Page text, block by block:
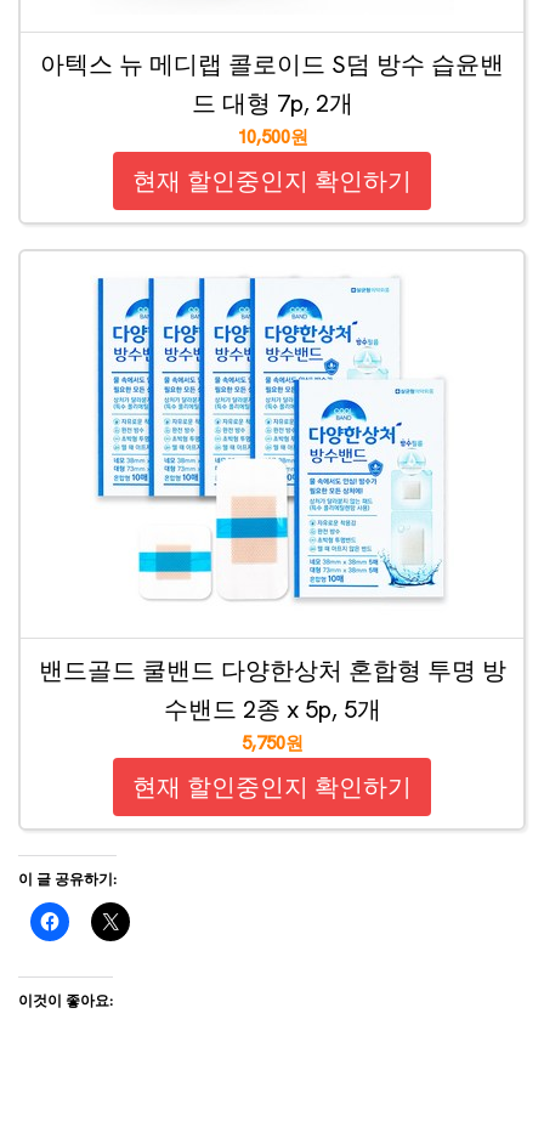
아텍스 뉴 메디랩 콜로이드 S덤 방수 습윤밴
드 대형 7p, 2개
10,500원
현재 할인중인지 확인하기
밴드골드 쿨밴드 다양한상처 혼합형 투명 방
수밴드 2종 x 5p, 5개
5,750원
현재 할인중인지 확인하기
이 글 공유하기:
이것이 좋아요: